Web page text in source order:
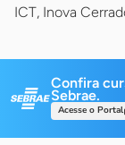
ICT, Inova
Confira
Sebrae.
Acesse o Portal